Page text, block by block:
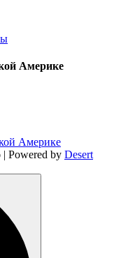
Америке
Powered by Desert